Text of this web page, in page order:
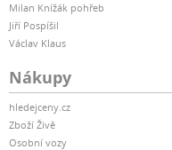
Milan Knížák pohřeb
Jiří Pospíšil
Václav Klaus
Nákupy
hledejceny.cz
Zboží Živě
Osobní vozy